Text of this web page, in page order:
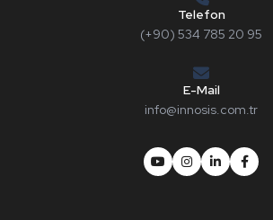
Telefon
(+90) 534 785 20 95
E-Mail
info@innosis.com.tr